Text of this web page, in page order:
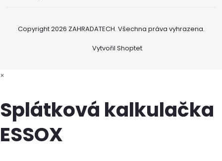
Vytvořil Shoptet
Copyright 2026 ZAHRADATECH. Všechna práva vyhrazena.
×
Splátková kalkulačka
ESSOX